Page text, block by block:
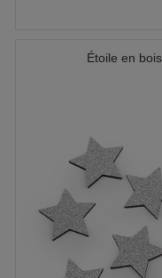
Étoile en